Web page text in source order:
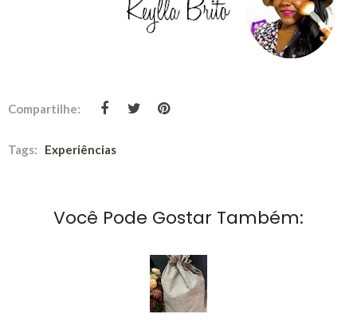
Compartilhe:
Tags: Experiências
Você Pode Gostar Também: